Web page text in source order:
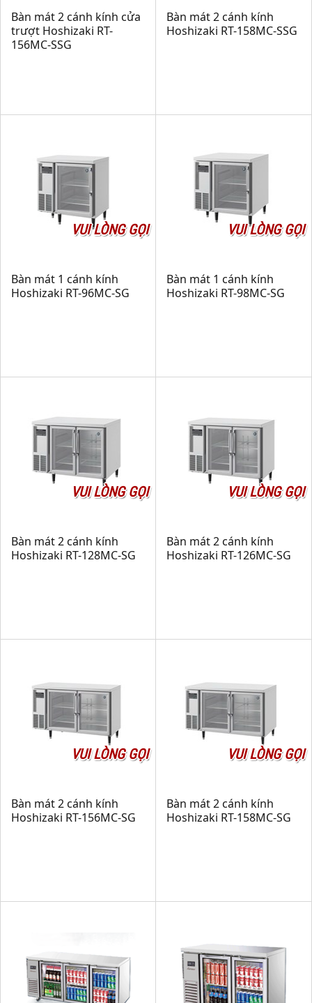
Bàn mát 2 cánh kính cửa
trượt Hoshizaki RT-
156MC-SSG
Bàn mát 2 cánh kính
Hoshizaki RT-158MC-SSG
VUI LÒNG GỌI
Bàn mát 1 cánh kính
Hoshizaki RT-96MC-SG
VUI LÒNG GỌI
Bàn mát 1 cánh kính
Hoshizaki RT-98MC-SG
VUI LÒNG GỌI
Bàn mát 2 cánh kính
Hoshizaki RT-128MC-SG
VUI LÒNG GỌI
Bàn mát 2 cánh kính
Hoshizaki RT-126MC-SG
VUI LÒNG GỌI
Bàn mát 2 cánh kính
Hoshizaki RT-156MC-SG
VUI LÒNG GỌI
Bàn mát 2 cánh kính
Hoshizaki RT-158MC-SG